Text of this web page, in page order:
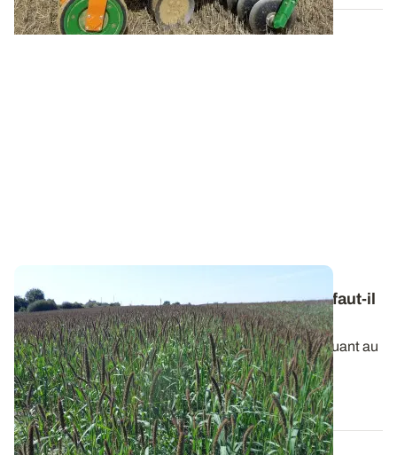
Moissons précoces et stocks fourragers : faut-il
en profiter pour cultiver une dérobée ?
La sécheresse se prolonge et l’inquiétude grandit quant au
potentiel de récolte espéré...
09 JUILL. 2026